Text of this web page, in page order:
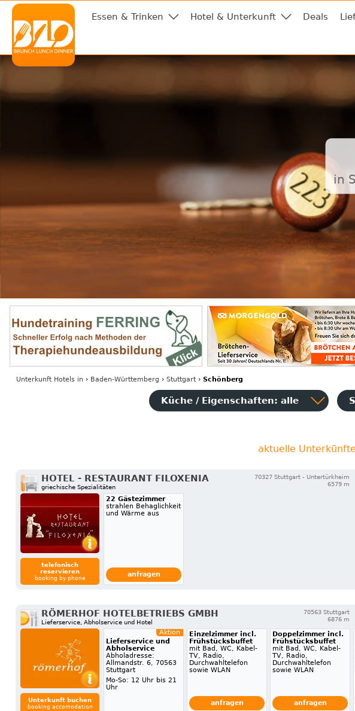
Essen & Trinken Hotel & Unterkunft Deals
in
Unterkunft Hotels in › Baden-Württemberg › Stuttgart› Schönberg
Küche / Eigenschaften: alle
aktuelle
HOTEL - RESTAURANT FILOXENIA
griechische Spezialitäten
70327 Stuttgart - Untertürkheim
6579 m
telefonisch
reservieren
booking by phone
22 Gästezimmer
strahlen Behaglichkeit
und Wärme aus
anfragen
RÖMERHOF HOTELBETRIEBS GMBH
Lieferservice, Abholservice und Hotel
70563 Stuttgart
6876 m
Unterkunft buchen
booking accomodation
Aktion
Lieferservice und
Abholservice
Abholadresse:
Allmandstr. 6, 70563
Stuttgart
Mo-So: 12 Uhr bis 21
Uhr
Einzelzimmer incl.
Frühstücksbuffet
mit Bad, WC, Kabel-
TV, Radio,
Durchwahltelefon
sowie WLAN
anfragen
Doppelzimmer incl.
Frühstücksbuffet
mit Bad, WC, Kabel-
TV, Radio,
Durchwahltelefon
sowie WLAN
anfragen